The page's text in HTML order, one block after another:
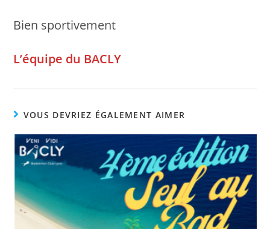
Bien sportivement
L’équipe du BACLY
VOUS DEVRIEZ ÉGALEMENT AIMER